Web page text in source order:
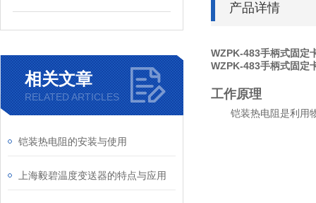
相关文章
RELATED ARTICLES
铠装热电阻的安装与使用
上海毅碧温度变送器的特点与应用
产品详情
WZPK-483手柄式固定
WZPK-483手柄式固定
工作原理
铠装热电阻是利用物